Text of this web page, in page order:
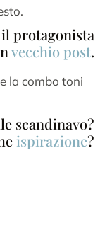
protagonista
vecchio post.
e la combo toni
scandinavo?
ispirazione?